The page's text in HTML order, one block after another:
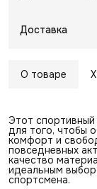
Доставка
О товаре
Этот
для того, чтобы
комфорт и
повседневных
качество
идеальным
спортсмена.